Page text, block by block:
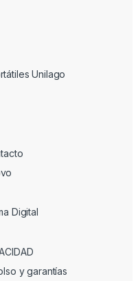
Unilago
Digital
y garantías